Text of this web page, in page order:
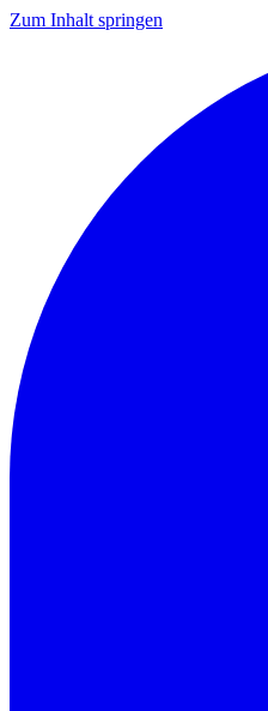
Zum Inhalt springen